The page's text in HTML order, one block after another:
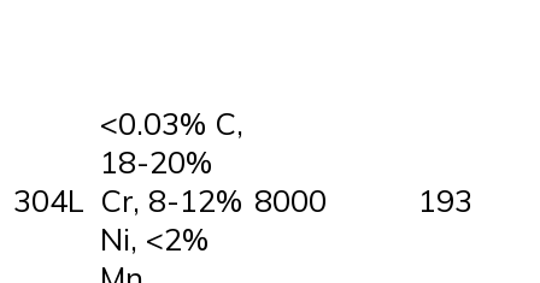
304L
<0.03% C,
18-20%
Cr, 8-12%
Ni, <2%
8000 193